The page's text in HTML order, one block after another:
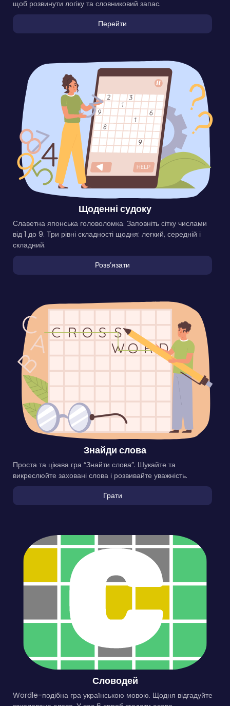
щоб розвинути логіку та словниковий запас.
Перейти
Щоденні судоку
Славетна японська головоломка. Заповніть сітку числами
від 1 до 9. Три рівні складності щодня: легкий, середній і
складний.
Розвʼязати
Знайди слова
Проста та цікава гра “Знайти слова”. Шукайте та
викреслюйте заховані слова і розвивайте уважність.
Грати
Словодей
Wordle-подібна гра українською мовою. Щодня відгадуйте